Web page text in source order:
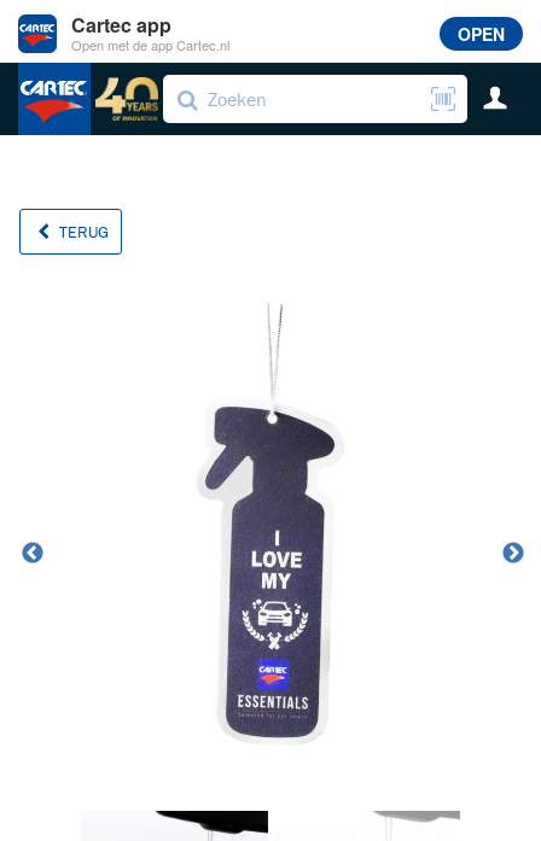
TERUG
Cartec app
Open met de app Cartec.nl OPEN